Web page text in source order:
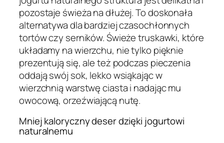
pozostaje świeża na dłużej. To doskonała
alternatywa dla bardziej czasochłonnych
tortów czy serników. Świeże truskawki, które
układamy na wierzchu, nie tylko pięknie
prezentują się, ale też podczas pieczenia
oddają swój sok, lekko wsiąkając w
wierzchnią warstwę ciasta i nadając mu
owocową, orzeźwiającą nutę.
Mniej kaloryczny deser dzięki jogurtowi
naturalnemu